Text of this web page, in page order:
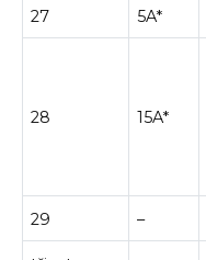
27 5A*
28 15A*
29 –